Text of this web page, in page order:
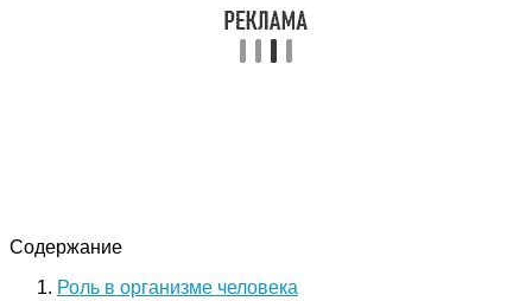
Содержание
Роль в организме человека